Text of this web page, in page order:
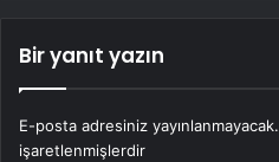
Bir yanıt yazın
E-posta adresiniz yayınlanmayacak.
işaretlenmişlerdir